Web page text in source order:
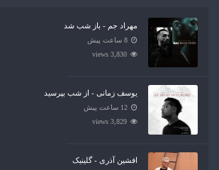
مهراد جم - باز شب شد
8 ساعت پیش
3,830 views
یوسف زمانی - از شب بپرسید
12 ساعت پیش
3,829 views
افشین آذری - گلینیک